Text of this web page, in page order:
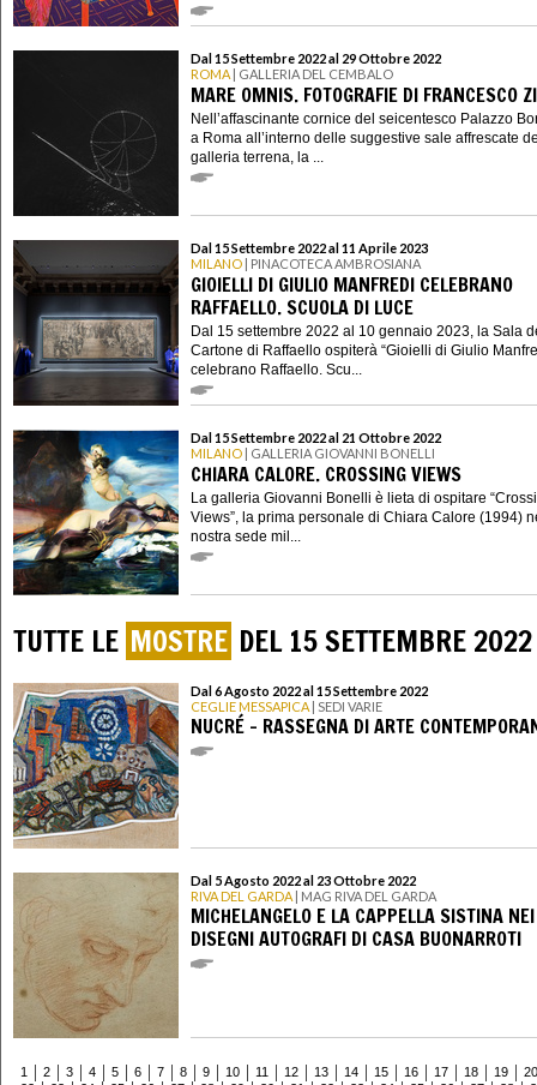
Dal 15 Settembre 2022 al 29 Ottobre 2022
ROMA | GALLERIA DEL CEMBALO
MARE OMNIS. FOTOGRAFIE DI FRANCESCO
Nell’affascinante cornice del seicentesco Palazzo
a Roma all’interno delle suggestive sale affrescate
galleria terrena, la ...
Dal 15 Settembre 2022 al 11 Aprile 2023
MILANO | PINACOTECA AMBROSIANA
GIOIELLI DI GIULIO MANFREDI CELEBRANO
RAFFAELLO. SCUOLA DI LUCE
Dal 15 settembre 2022 al 10 gennaio 2023, la Sala
Cartone di Raffaello ospiterà “Gioielli di Giulio
celebrano Raffaello. Scu...
Dal 15 Settembre 2022 al 21 Ottobre 2022
MILANO | GALLERIA GIOVANNI BONELLI
CHIARA CALORE. CROSSING VIEWS
La galleria Giovanni Bonelli è lieta di ospitare
Views”, la prima personale di Chiara Calore (1994)
nostra sede mil...
TUTTE LE MOSTRE DEL 15 SETTEMBRE 2022
Dal 6 Agosto 2022 al 15 Settembre 2022
CEGLIE MESSAPICA | SEDI VARIE
NUCRÉ - RASSEGNA DI ARTE
Dal 5 Agosto 2022 al 23 Ottobre 2022
RIVA DEL GARDA | MAG RIVA DEL GARDA
MICHELANGELO E LA CAPPELLA SISTINA NEI
DISEGNI AUTOGRAFI DI CASA BUONARROTI
1 2 3 4 5 6 7 8 9 10 11 12 13 14 15 16 17 18 19
20